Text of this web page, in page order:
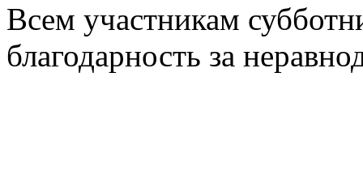
Всем участникам
благодарность за